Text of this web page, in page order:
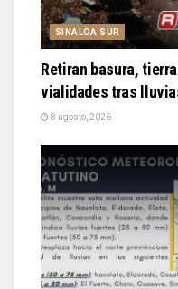
SINALOA SUR
Retiran basura,
vialidades tras
8 agosto, 2026